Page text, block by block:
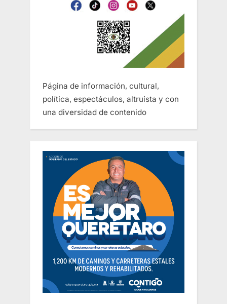
Página de información, cultural,
política, espectáculos, altruista y con
una diversidad de contenido